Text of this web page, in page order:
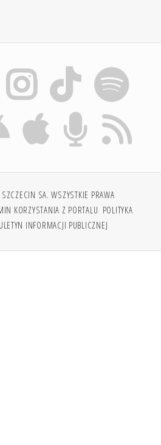
SA. WSZYSTKIE PRAWA
KORZYSTANIA Z PORTALU POLITYKA
INFORMACJI PUBLICZNEJ